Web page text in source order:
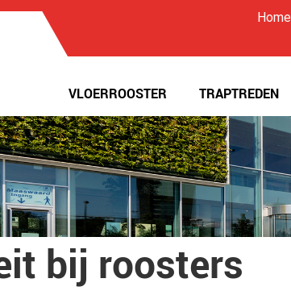
Home
VLOERROOSTER TRAPTREDEN
bij roosters